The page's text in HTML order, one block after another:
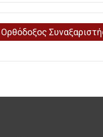
Ορθόδοξος